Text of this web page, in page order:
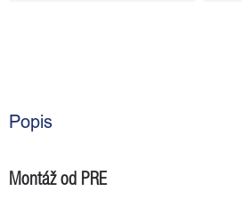
Popis
Montáž od PRE